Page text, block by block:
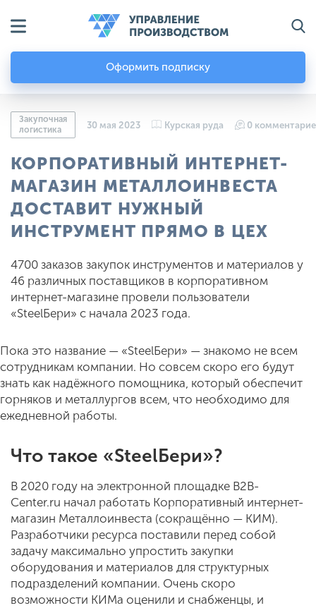
Оформить подписку
Закупочная
логистика
30 мая 2023 Курская руда 0
КОРПОРАТИВНЫЙ ИНТЕРНЕТ-
МАГАЗИН МЕТАЛЛОИНВЕСТА
ДОСТАВИТ НУЖНЫЙ
ИНСТРУМЕНТ ПРЯМО В ЦЕХ
4700 заказов закупок инструментов и материалов у
46 различных поставщиков в корпоративном
интернет-магазине провели пользователи
«SteelБери» с начала 2023 года.
Пока это название — «SteelБери» — знакомо не всем
сотрудникам компании. Но совсем скоро его будут
знать как надёжного помощника, который обеспечит
горняков и металлургов всем, что необходимо для
ежедневной работы.
Что такое «SteelБери»?
В 2020 году на электронной площадке B2B-
Center.ru начал работать Корпоративный интернет-
магазин Металлоинвеста (сокращённо — КИМ).
Разработчики ресурса поставили перед собой
задачу максимально упростить закупки
оборудования и материалов для структурных
подразделений компании. Очень скоро
возможности КИМа оценили и снабженцы, и